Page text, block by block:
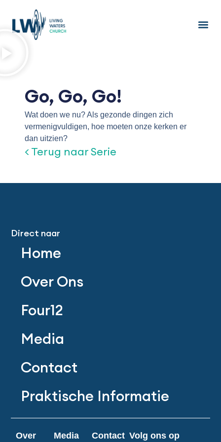
naar
Go, Go, Go!
Wat doen we nu? Als gezonde dingen zich
vermenigvuldigen, hoe moeten onze kerken er
dan uitzien?
< Terug naar Serie
Direct naar
Home
Over Ons
Four12
Media
Contact
Praktische Informatie
Over
Media Contact Volg ons op